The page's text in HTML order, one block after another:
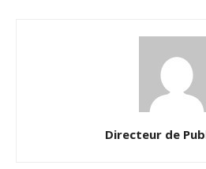
Directeur de